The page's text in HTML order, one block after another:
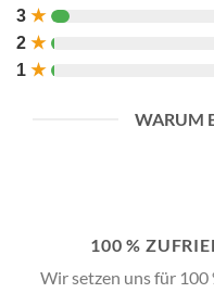
3 ★
2 ★
1 ★
WARUM
100 %
Wir setzen uns für